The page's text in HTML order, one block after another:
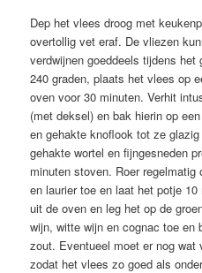
Dep het vlees droog met
overtollig vet eraf. De vliezen
verdwijnen goeddeels tijdens het
240 graden, plaats het vlees op
oven voor 30 minuten. Verhit
(met deksel) en bak hierin op
en gehakte knoflook tot ze
gehakte wortel en fijngesneden
minuten stoven. Roer
en laurier toe en laat het potje
uit de oven en leg het op de
wijn, witte wijn en cognac toe en
zout. Eventueel moet er nog wat
zodat het vlees zo goed als